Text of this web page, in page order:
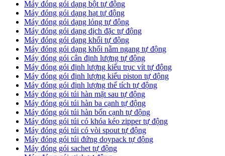
Máy đóng gói dạng bột tự động
Máy đóng gói dạng hạt tự động
Máy đóng gói dạng lỏng tự động
Máy đóng gói dạng dịch đặc tự động
Máy đóng gói dạng khối tự động
Máy đóng gói dạng khối nằm ngang tự động
Máy đóng gói cân định lượng tự động
Máy đóng gói định lượng kiểu trục vít tự động
Máy đóng gói định lượng kiểu piston tự động
Máy đóng gói định lượng thể tích tự động
Máy đóng gói túi hàn mặt sau tự động
Máy đóng gói túi hàn ba cạnh tự động
Máy đóng gói túi hàn bốn cạnh tự động
Máy đóng gói túi có khóa kéo zipper tự động
Máy đóng gói túi có vòi spout tự động
Máy đóng gói túi đứng doypack tự động
Máy đóng gói sachet tự động